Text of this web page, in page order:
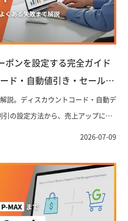
ンを設定する完全ガイド
ド・自動値引き・セール活
説。ディスカウントコード・自動デ
の設定方法から、売上アップにつ
失敗まで、ECサイト運営者が即実
2026-07-09